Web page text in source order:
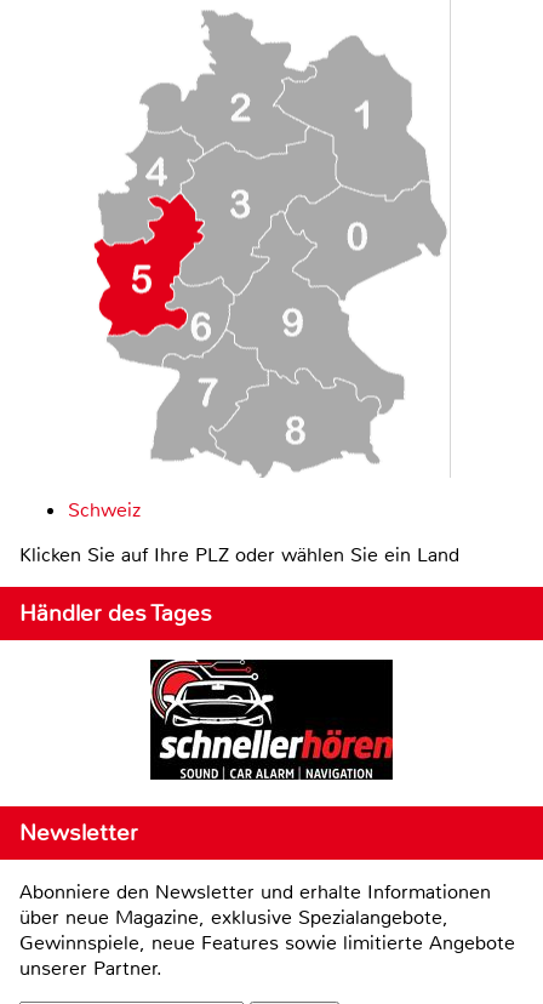
Schweiz
Klicken Sie auf Ihre PLZ oder wählen Sie ein Land
Händler des Tages
Newsletter
Abonniere den Newsletter und erhalte Informationen
über neue Magazine, exklusive Spezialangebote,
Gewinnspiele, neue Features sowie limitierte Angebote
unserer Partner.